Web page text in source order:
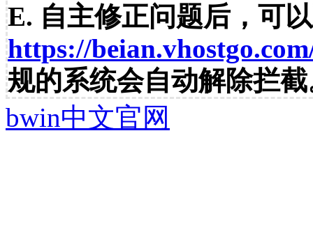
E. 自主修正问题后，可
https://
规的系统会自动解除拦
bwin中文官网